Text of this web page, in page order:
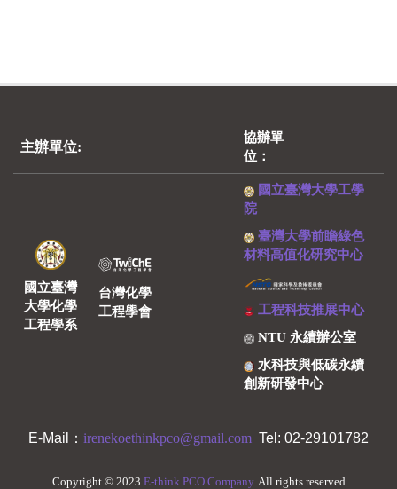
主辦單位:
協辦單
位：
國立臺灣
大學化學
工程學系
台灣化學
工程學會
國立臺灣大學工學
院
臺灣大學前瞻綠色
材料高值化研究中心
工程科技推展中心
NTU 永續辦公室
水科技與低碳永續
創新研發中心
E-Mail： irenekoethinkpco@gmail.com Tel: 02-29101782
Copyright © 2023 E-think PCO Company. All rights reserved